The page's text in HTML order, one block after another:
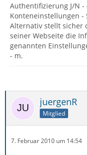
Authentifizierung J/N
Konteneinstellungen -
Alternativ stellt sicher
seiner Webseite die
genannten
- m.
juergenR
Mitglied
7. Februar 2010 um 14:54